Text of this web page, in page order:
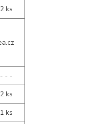
2 ks
- - -
2 ks
1 ks